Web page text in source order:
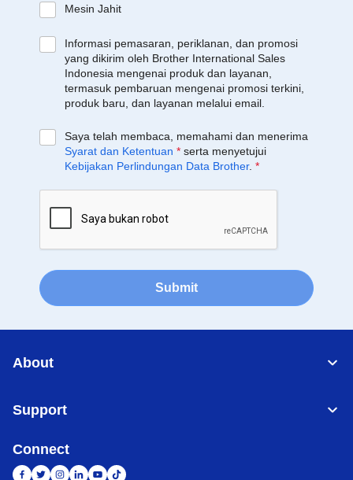
Mesin Jahit
Informasi pemasaran, periklanan, dan promosi
yang dikirim oleh Brother International Sales
Indonesia mengenai produk dan layanan,
termasuk pembaruan mengenai promosi terkini,
produk baru, dan layanan melalui email.
Saya telah membaca, memahami dan menerima
Syarat dan Ketentuan * serta menyetujui
Kebijakan Perlindungan Data Brother. *
Submit
About
Support
Connect